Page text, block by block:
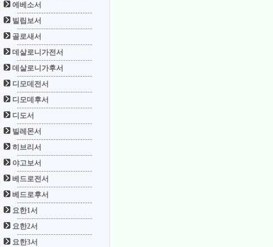
에베소서
빌립보서
골로새서
데살로니가전서
데살로니가후서
디모데전서
디모데후서
디도서
빌레몬서
히브리서
야고보서
베드로전서
베드로후서
요한1서
요한2서
요한3서